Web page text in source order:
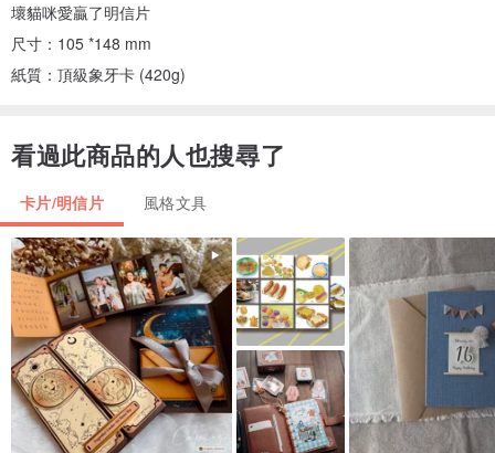
壞貓咪愛贏了明信片
尺寸：105 *148 mm
紙質：頂級象牙卡 (420g)
看過此商品的人也搜尋了
卡片/明信片 風格文具